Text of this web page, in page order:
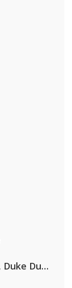
Purple Disco Machine, Duke Dumont & Nothing But Thieves